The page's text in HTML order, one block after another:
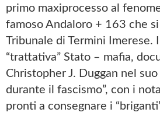
primo maxiprocesso al
famoso Andaloro + 163 che
Tribunale di Termini Imerese.
“trattativa” Stato – mafia,
Christopher J. Duggan nel suo
durante il fascismo”, con i
pronti a consegnare i